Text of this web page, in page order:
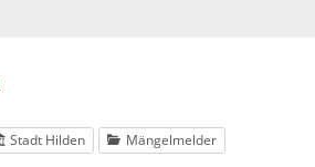
Stadt Hilden Mängelmelder